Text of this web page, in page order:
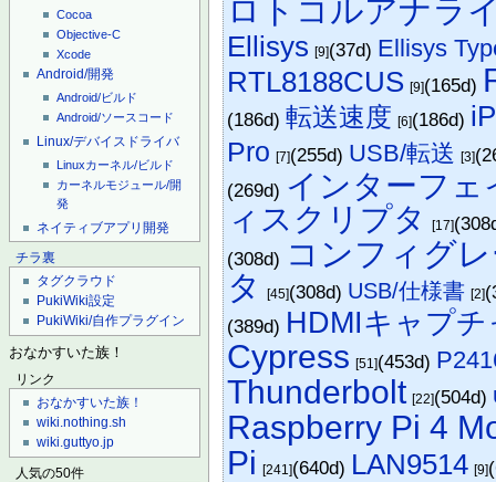
Cocoa
Objective-C
Xcode
Android/開発
Android/ビルド
Android/ソースコード
Linux/デバイスドライバ
Linuxカーネル/ビルド
カーネルモジュール/開
発
ネイティブアプリ開発
チラ裏
タグクラウド
PukiWiki設定
PukiWiki/自作プラグイン
おなかすいた族！
リンク
おなかすいた族！
wiki.nothing.sh
wiki.guttyo.jp
人気の50件
ロトコルアナラ
Ellisys [9](37d) Ellisys
RTL8188CUS [9](165d)
(186d)転送速度 [6](186d)
Pro [7](255d) USB/転送 [3]
(269d) インターフ
ィスクリプタ
[17]
(308d) コンフィグ
タ
[45](308d) USB/仕様書 [2]
(389d) HDMIキャプチ
Cypress [51](453d)
Thunderbolt [22](504d)
Raspberry Pi 4
Pi [241](640d) LAN9514 [9]